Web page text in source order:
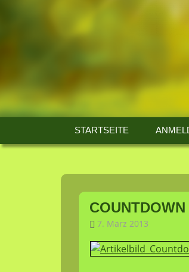
13.
STARTSEITE
Zum
Inhalt
springen
7. März 2013